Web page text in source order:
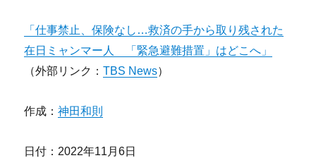
「仕事禁止、保険なし…救済の手から取り残された
在日ミャンマー人 「緊急避難措置」はどこへ」
（外部リンク：TBS News）
作成：神田和則
日付：2022年11月6日